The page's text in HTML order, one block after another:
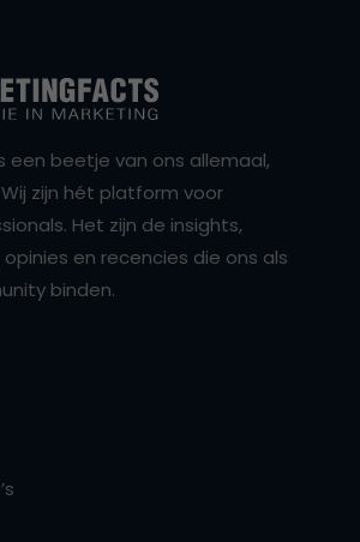
een beetje van ons allemaal,
zijn hét platform voor
Het zijn de insights,
en recencies die ons als
binden.